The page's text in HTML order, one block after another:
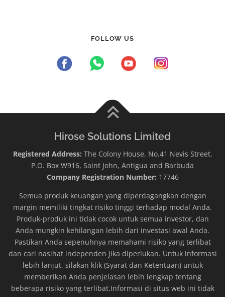
FOLLOW US
Hirose Solutions Limited
Registered Address: The Colony House, No.41 Nevis Street,
P.O. Box W916, Saint John, Antigua and Barbuda
Company Registration Number: 17746
Semua produk keuangan yang diperdagangkan dengan
margin memiliki tingkat risiko tinggi terhadap modal Anda.
Produk-produk ini tidak cocok untuk semua investor, dan
Anda mungkin kehilangan lebih dari investasi awal Anda.
Pastikan Anda sepenuhnya memahami risiko yang terlibat
dan cari nasihat independen jika diperlukan. Untuk informasi
lebih lanjut, silakan klik (Syarat dan Ketentuan) untuk
memberikan Anda penjelasan lebih lengkap tentang
beberapa risiko yang terlibat.Informasi di situs web ini tidak